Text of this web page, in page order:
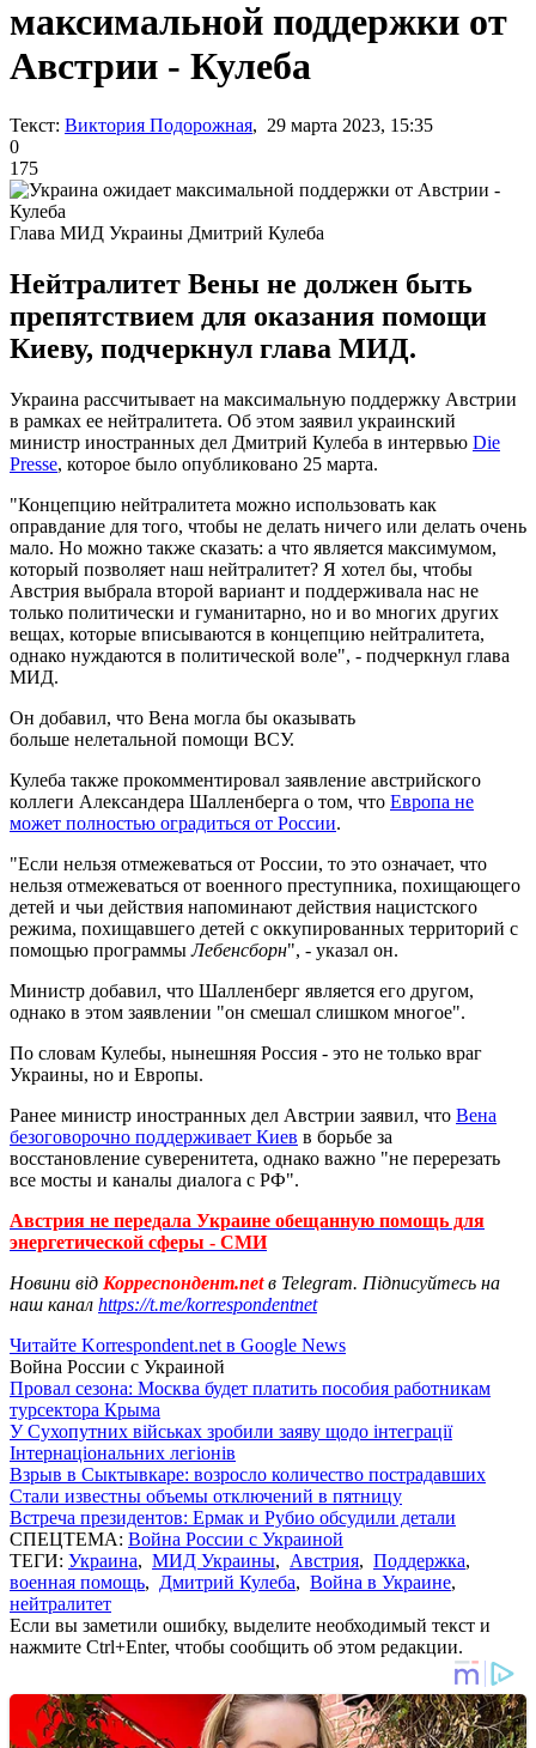
максимальной поддержки от
Австрии - Кулеба
Текст: Виктория Подорожная, 29 марта 2023, 15:35
0
175
Глава МИД Украины Дмитрий Кулеба
Нейтралитет Вены не должен быть
препятствием для оказания помощи
Киеву, подчеркнул глава МИД.
Украина рассчитывает на максимальную поддержку Австрии
в рамках ее нейтралитета. Об этом заявил украинский
министр иностранных дел Дмитрий Кулеба в интервью Die
Presse, которое было опубликовано 25 марта.
"Концепцию нейтралитета можно использовать как
оправдание для того, чтобы не делать ничего или делать очень
мало. Но можно также сказать: а что является максимумом,
который позволяет наш нейтралитет? Я хотел бы, чтобы
Австрия выбрала второй вариант и поддерживала нас не
только политически и гуманитарно, но и во многих других
вещах, которые вписываются в концепцию нейтралитета,
однако нуждаются в политической воле", - подчеркнул глава
МИД.
Он добавил, что Вена могла бы оказывать
больше нелетальной помощи ВСУ.
Кулеба также прокомментировал заявление австрийского
коллеги Александера Шалленберга о том, что Европа не
может полностью оградиться от России.
"Если нельзя отмежеваться от России, то это означает, что
нельзя отмежеваться от военного преступника, похищающего
детей и чьи действия напоминают действия нацистского
режима, похищавшего детей с оккупированных территорий с
помощью программыЛебенсборн", - указал он.
Министр добавил, что Шалленберг является его другом,
однако в этом заявлении "он смешал слишком многое".
По словам Кулебы, нынешняя Россия - это не только враг
Украины, но и Европы.
Ранее министр иностранных дел Австрии заявил, что Вена
безоговорочно поддерживает Киев в борьбе за
восстановление суверенитета, однако важно "не перерезать
все мосты и каналы диалога с РФ".
Австрия не передала Украине обещанную помощь для
энергетической сферы - СМИ
Новини від Корреспондент.netв Telegram. Підписуйтесь на
наш канал https://t.me/korrespondentnet
Читайте Korrespondent.net в Google News
Война России с Украиной
Провал сезона: Москва будет платить пособия работникам
турсектора Крыма
У Сухопутних військах зробили заяву щодо інтеграції
Інтернаціональних легіонів
Взрыв в Сыктывкаре: возросло количество пострадавших
Стали известны объемы отключений в пятницу
Встреча президентов: Ермак и Рубио обсудили детали
СПЕЦТЕМА: Война России с Украиной
ТЕГИ: Украина, МИД Украины, Австрия, Поддержка,
военная помощь, Дмитрий Кулеба, Война в Украине,
нейтралитет
Если вы заметили ошибку, выделите необходимый текст и
нажмите Ctrl+Enter, чтобы сообщить об этом редакции.